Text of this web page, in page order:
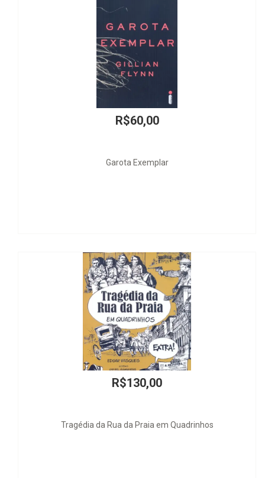
da Rua da Praia em Quadrinhos Vocabulário